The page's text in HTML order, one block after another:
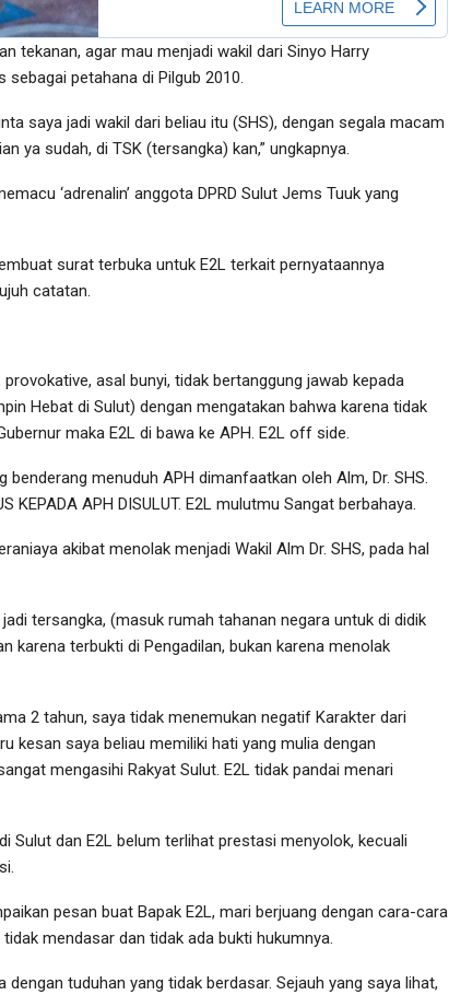
tekanan, agar mau menjadi wakil dari Sinyo Harry
petahana di Pilgub 2010.
saya jadi wakil dari beliau itu (SHS), dengan segala macam
ya sudah, di TSK (tersangka) kan,” ungkapnya.
‘adrenalin’ anggota DPRD Sulut Jems Tuuk yang
surat terbuka untuk E2L terkait pernyataannya
catatan.
asal bunyi, tidak bertanggung jawab kepada
Hebat di Sulut) dengan mengatakan bahwa karena tidak
maka E2L di bawa ke APH. E2L off side.
benderang menuduh APH dimanfaatkan oleh Alm, Dr. SHS.
KEPADA APH DISULUT. E2L mulutmu Sangat berbahaya.
akibat menolak menjadi Wakil Alm Dr. SHS, pada hal
tersangka, (masuk rumah tahanan negara untuk di didik
karena terbukti di Pengadilan, bukan karena menolak
2 tahun, saya tidak menemukan negatif Karakter dari
kesan saya beliau memiliki hati yang mulia dengan
mengasihi Rakyat Sulut. E2L tidak pandai menari
Sulut dan E2L belum terlihat prestasi menyolok, kecuali
pesan buat Bapak E2L, mari berjuang dengan cara-cara
mendasar dan tidak ada bukti hukumnya.
dengan tuduhan yang tidak berdasar. Sejauh yang saya lihat,